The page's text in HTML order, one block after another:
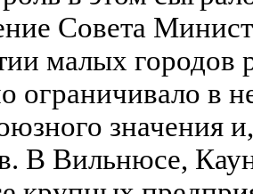
Совета
малых городов
ограничивало в
значения
В Вильнюсе,